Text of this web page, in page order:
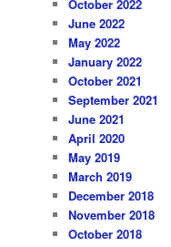
October 2022
June 2022
May 2022
January 2022
October 2021
September 2021
June 2021
April 2020
May 2019
March 2019
December 2018
November 2018
October 2018